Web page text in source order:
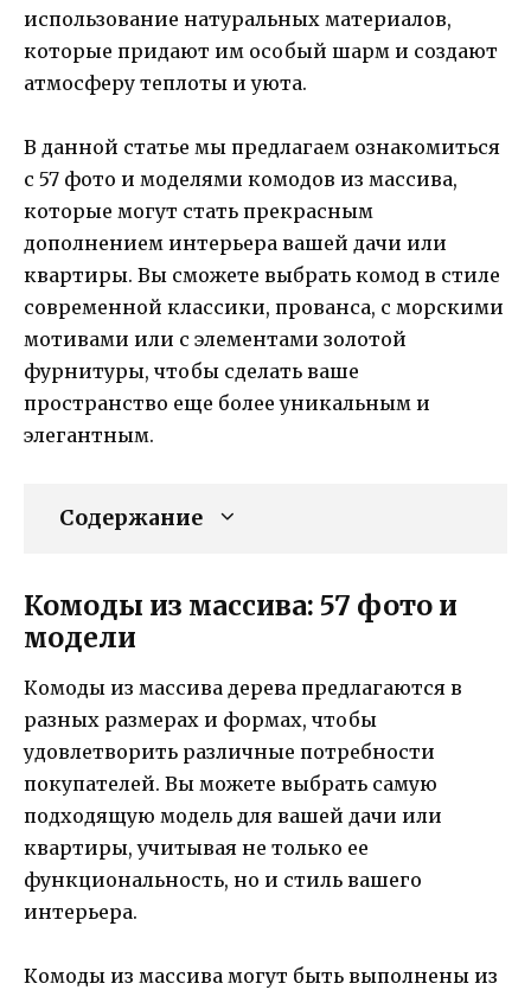
использование натуральных материалов,
которые придают им особый шарм и создают
атмосферу теплоты и уюта.
В данной статье мы предлагаем ознакомиться
с 57 фото и моделями комодов из массива,
которые могут стать прекрасным
дополнением интерьера вашей дачи или
квартиры. Вы сможете выбрать комод в стиле
современной классики, прованса, с морскими
мотивами или с элементами золотой
фурнитуры, чтобы сделать ваше
пространство еще более уникальным и
элегантным.
Содержание
Комоды из массива: 57 фото и
модели
Комоды из массива дерева предлагаются в
разных размерах и формах, чтобы
удовлетворить различные потребности
покупателей. Вы можете выбрать самую
подходящую модель для вашей дачи или
квартиры, учитывая не только ее
функциональность, но и стиль вашего
интерьера.
Комоды из массива могут быть выполнены из